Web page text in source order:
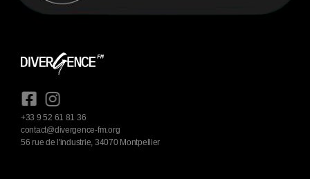
+33 9 52 61 81 36
contact@divergence-fm.org
56 rue de l'industrie, 34070 Montpellier